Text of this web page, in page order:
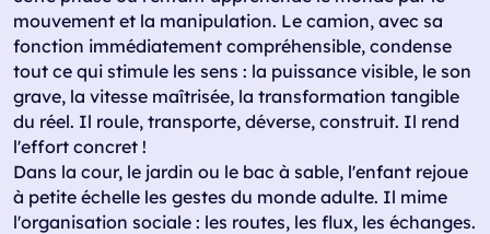
mouvement et la manipulation. Le camion, avec sa
fonction immédiatement compréhensible, condense
tout ce qui stimule les sens : la puissance visible, le son
grave, la vitesse maîtrisée, la transformation tangible
du réel. Il roule, transporte, déverse, construit. Il rend
l'effort concret !
Dans la cour, le jardin ou le bac à sable, l'enfant rejoue
à petite échelle les gestes du monde adulte. Il mime
l'organisation sociale : les routes, les flux, les échanges.